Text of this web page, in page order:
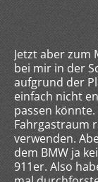
Jetzt aber zum
bei mir in der
aufgrund der
einfach nicht
passen
Fahrgastraum
verwenden.
dem BMW ja
911er. Also